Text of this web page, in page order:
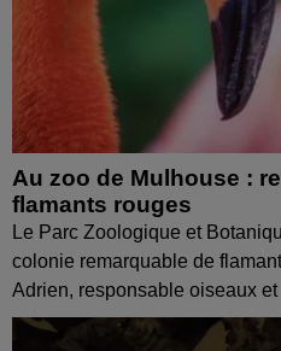
Au zoo de Mulhouse :
flamants rouges
Le Parc Zoologique et
colonie remarquable de
Adrien, responsable oiseaux et